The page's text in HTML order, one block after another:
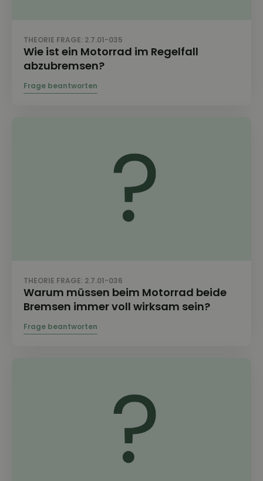
THEORIE FRAGE: 2.7.01-035
Wie ist ein Motorrad im Regelfall
abzubremsen?
THEORIE FRAGE: 2.7.01-036
Warum müssen beim Motorrad beide
Bremsen immer voll wirksam sein?